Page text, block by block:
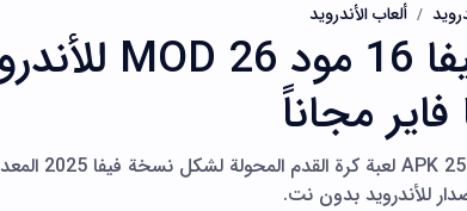
ألعاب الأندرويد
مجاناً
للأندرويد بدون نت.